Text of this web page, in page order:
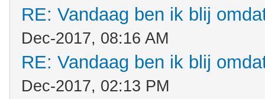
RE: Vandaag ben ik blij
Dec-2017, 08:16 AM
RE: Vandaag ben ik blij
Dec-2017, 02:13 PM